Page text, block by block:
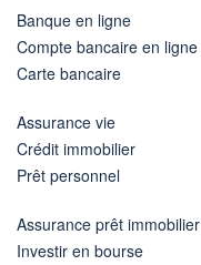
Banque en ligne
Compte bancaire en ligne
Carte bancaire
Assurance vie
Crédit immobilier
Prêt personnel
Assurance prêt immobilier
Investir en bourse